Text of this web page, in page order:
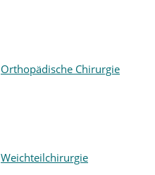
Orthopädische Chirurgie
Weichteilchirurgie